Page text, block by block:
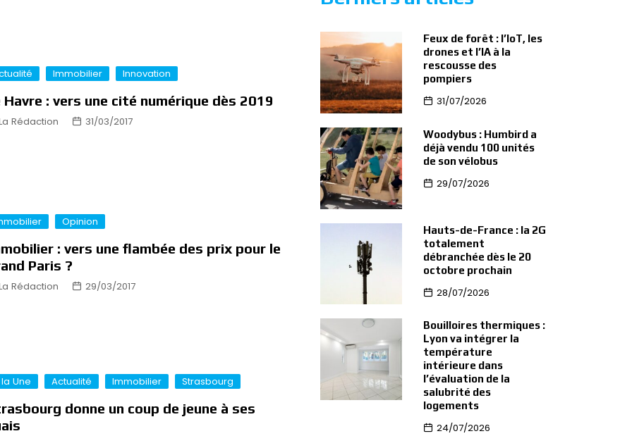
Immobilier Innovation
Havre : vers une cité numérique dès 2019
Rédaction 31/03/2017
Opinion
: vers une flambée des prix pour le
Paris ?
Rédaction 29/03/2017
Une Actualité Immobilier Strasbourg
donne un coup de jeune à ses
Feux de forêt : l’IoT, les
drones et l’IA à la
rescousse des
pompiers
31/07/2026
Woodybus : Humbird a
déjà vendu 100 unités
de son vélobus
29/07/2026
Hauts-de-France : la 2G
totalement
débranchée dès le 20
octobre prochain
28/07/2026
Bouilloires thermiques :
Lyon va intégrer la
température
intérieure dans
l’évaluation de la
salubrité des
logements
24/07/2026